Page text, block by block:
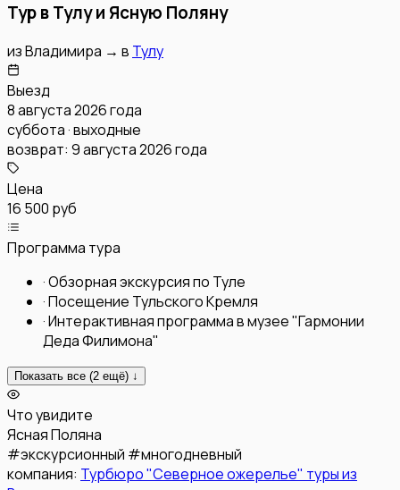
Тур в Тулу и Ясную Поляну
изВладимира → в Тулу
Выезд
8 августа 2026 года
суббота · выходные
возврат: 9 августа 2026 года
Цена
16 500 руб
Программа тура
·Обзорная экскурсия по Туле
·Посещение Тульского Кремля
·Интерактивная программа в музее "Гармонии
Деда Филимона"
Показать все (2 ещё) ↓
Что увидите
Ясная Поляна
#экскурсионный #многодневный
компания: Турбюро "Северное ожерелье" туры из